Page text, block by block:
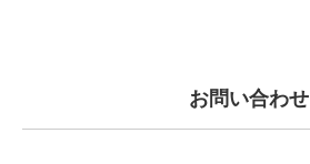
お問い合わせ